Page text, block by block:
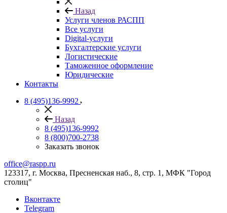
Назад
Услуги членов РАСПП
Все услуги
Digital-услуги
Бухгалтерские услуги
Логистические
Таможенное оформление
Юридические
Контакты
8 (495)136-9992
Назад
8 (495)136-9992
8 (800)700-2738
Заказать звонок
office@raspp.ru
123317, г. Москва, Пресненская наб., 8, стр. 1, МФК "Город
столиц"
Вконтакте
Telegram